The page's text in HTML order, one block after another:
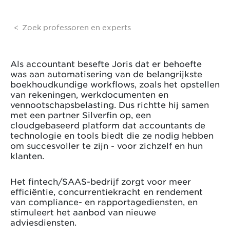
Zoek professoren en experts
Als accountant besefte Joris dat er behoefte
was aan automatisering van de belangrijkste
boekhoudkundige workflows, zoals het opstellen
van rekeningen, werkdocumenten en
vennootschapsbelasting. Dus richtte hij samen
met een partner Silverfin op, een
cloudgebaseerd platform dat accountants de
technologie en tools biedt die ze nodig hebben
om succesvoller te zijn - voor zichzelf en hun
klanten.
Het fintech/SAAS-bedrijf zorgt voor meer
efficiëntie, concurrentiekracht en rendement
van compliance- en rapportagediensten, en
stimuleert het aanbod van nieuwe
adviesdiensten.